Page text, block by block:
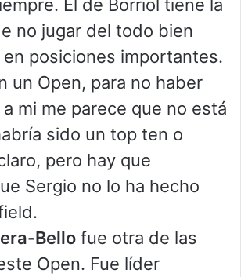
El de Borriol tiene la
no jugar del todo bien
en posiciones importantes.
un Open, para no haber
mi me parece que no está
sido un top ten o
pero hay que
Sergio no lo ha hecho
Bello fue otra de las
Open. Fue líder